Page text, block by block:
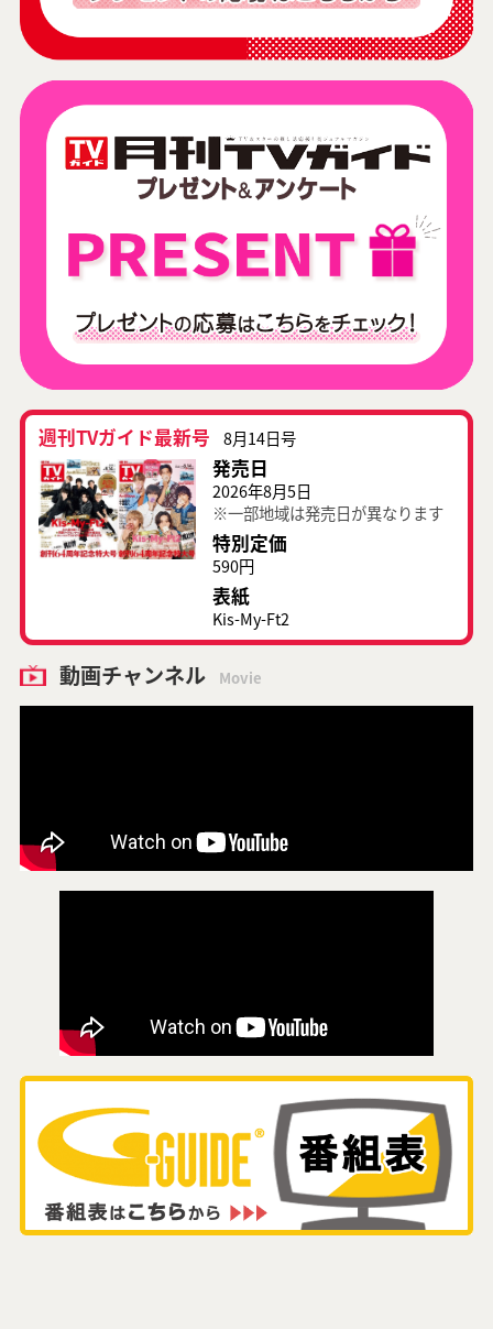
週刊TVガイド最新号 8月14日号
発売日
2026年8月5日
※一部地域は発売日が異なります
特別定価
590円
表紙
Kis-My-Ft2
動画チャンネル Movie